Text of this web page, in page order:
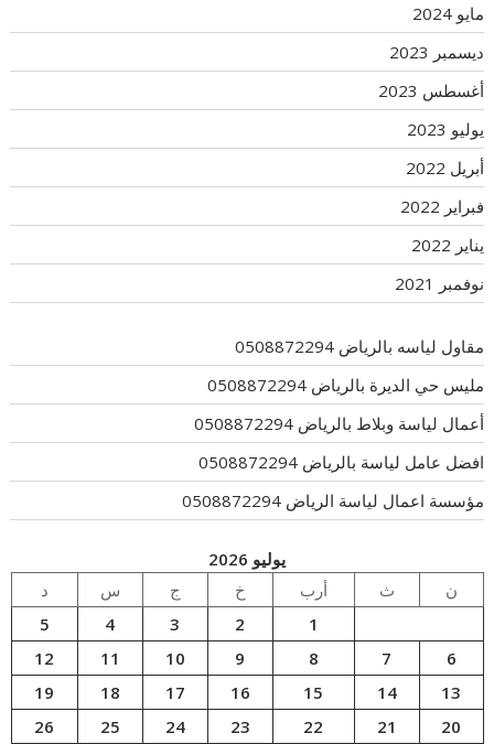
مايو 2024
ديسمبر 2023
أغسطس 2023
يوليو 2023
أبريل 2022
فبراير 2022
يناير 2022
نوفمبر 2021
مقاول لياسه بالرياض 0508872294
مليس حي الديرة بالرياض 0508872294
أعمال لياسة وبلاط بالرياض 0508872294
افضل عامل لياسة بالرياض 0508872294
مؤسسة اعمال لياسة الرياض 0508872294
يوليو 2026
ن
ث أرب خ ج س
د
1
2
3
4
5
6
7
8
9
10
11
12
13
14
15
16
17
18
19
20
21
22
23
24
25
26